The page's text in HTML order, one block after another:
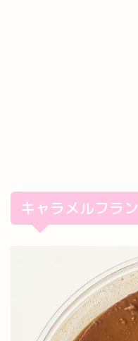
キャラメルフラン